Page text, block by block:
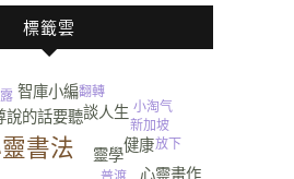
標籤雲
書法
說的話要聽
靈學
心靈畫作
談人生
健康
智庫小編翻轉
小淘气
新加坡
放下